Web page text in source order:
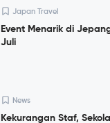
Japan Travel
Event Menarik di
Juli
News
Kekurangan Staf,